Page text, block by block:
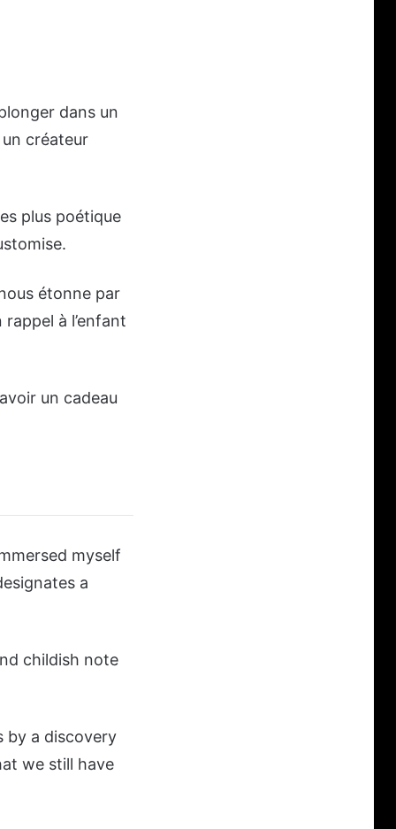
dans un
créateur
plus poétique
étonne par
à l’enfant
un cadeau
myself
a
childish note
by a discovery
we still have